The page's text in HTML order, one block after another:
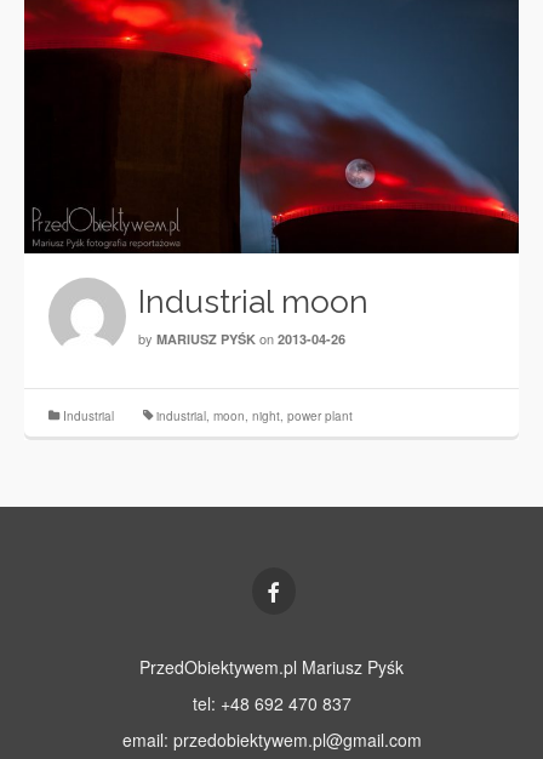
Industrial moon
by MARIUSZ PYŚK on 2013-04-26
Industrial industrial, moon, night, power plant
PrzedObiektywem.pl Mariusz Pyśk
tel: +48 692 470 837
email: przedobiektywem.pl@gmail.com